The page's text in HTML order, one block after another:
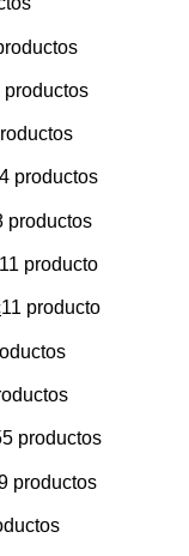
productos
4 productos
productos
11 producto
11 producto
5 productos
productos